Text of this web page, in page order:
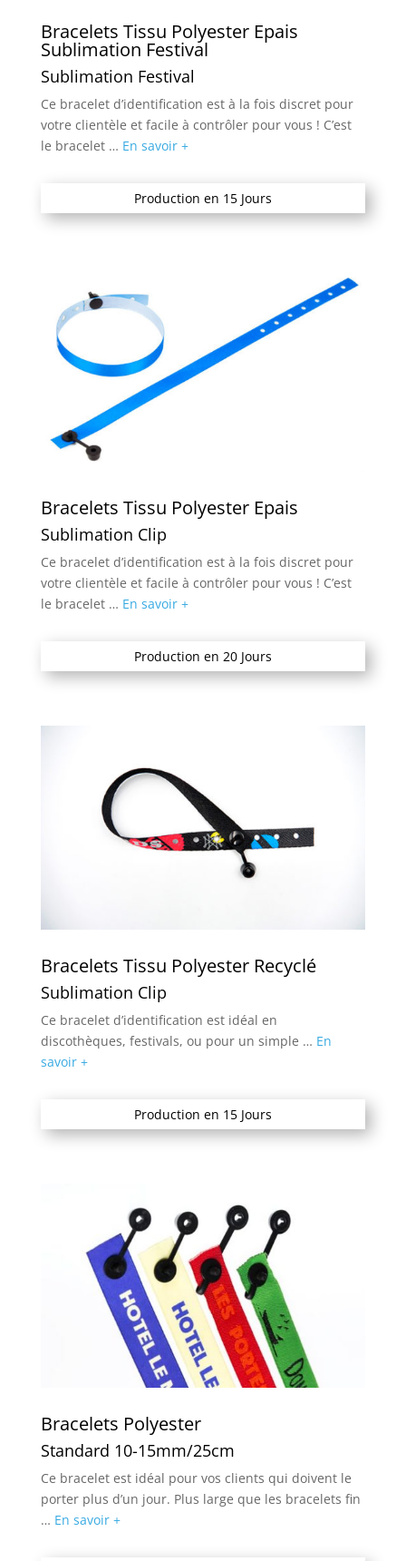
Bracelets Tissu Polyester Epais
Sublimation Festival
Sublimation Festival
Ce bracelet d’identification est à la fois discret pour
votre clientèle et facile à contrôler pour vous ! C’est
le bracelet … En savoir +
Production en 15 Jours
Bracelets Tissu Polyester Epais
Sublimation Clip
Ce bracelet d’identification est à la fois discret pour
votre clientèle et facile à contrôler pour vous ! C’est
le bracelet … En savoir +
Production en 20 Jours
Bracelets Tissu Polyester Recyclé
Sublimation Clip
Ce bracelet d’identification est idéal en
discothèques, festivals, ou pour un simple … En
savoir +
Production en 15 Jours
Bracelets Polyester
Standard 10-15mm/25cm
Ce bracelet est idéal pour vos clients qui doivent le
porter plus d’un jour. Plus large que les bracelets fin
… En savoir +